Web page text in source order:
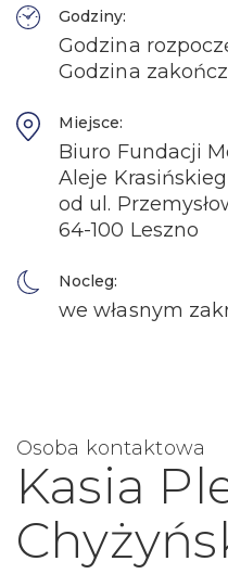
Godziny:
Godzina
Godzina
Miejsce:
Biuro Fundacji
Aleje
od ul.
64-100 Leszno
Nocleg:
we własnym
Osoba kontaktowa
Kasia